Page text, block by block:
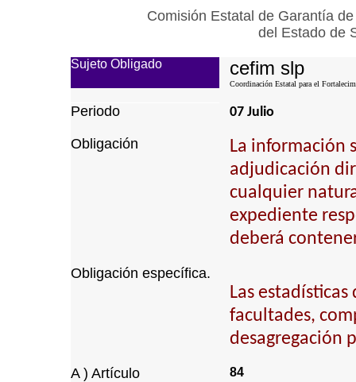
Comisión Estatal de Garantía
del Estado de
Sujeto Obligado cefim slp
Coordinación Estatal para el
Periodo 07 Julio
Obligación
La información
adjudicación
cualquier
expediente
deberá
Obligación específica.
Las
facultades,
desagregación
A ) Artículo 84